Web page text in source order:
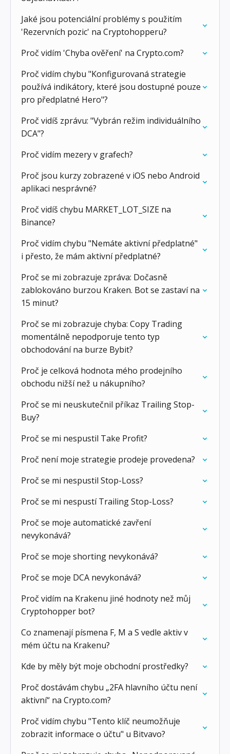
Jaké jsou potenciální problémy s použitím
'Rezervních pozic' na Cryptohopperu?
Proč vidím 'Chyba ověření' na Crypto.com?
Proč vidím chybu "Konfigurovaná strategie
používá indikátory, které jsou dostupné pouze
pro předplatné Hero"?
Proč vidíš zprávu: "Vybrán režim individuálního
DCA"?
Proč vidím mezery v grafech?
Proč jsou kurzy zobrazené v iOS nebo Android
aplikaci nesprávné?
Proč vidíš chybu MARKET_LOT_SIZE na
Binance?
Proč vidím chybu "Nemáte aktivní předplatné"
i přesto, že mám aktivní předplatné?
Proč se mi zobrazuje zpráva: Dočasně
zablokováno burzou Kraken. Bot se zastaví na
15 minut?
Proč se mi zobrazuje chyba: Copy Trading
momentálně nepodporuje tento typ
obchodování na burze Bybit?
Proč je celková hodnota mého prodejního
obchodu nižší než u nákupního?
Proč se mi neuskutečnil příkaz Trailing Stop-
Buy?
Proč se mi nespustil Take Profit?
Proč není moje strategie prodeje provedena?
Proč se mi nespustil Stop-Loss?
Proč se mi nespustí Trailing Stop-Loss?
Proč se moje automatické zavření
nevykonává?
Proč se moje shorting nevykonává?
Proč se moje DCA nevykonává?
Proč vidím na Krakenu jiné hodnoty než můj
Cryptohopper bot?
Co znamenají písmena F, M a S vedle aktiv v
mém účtu na Krakenu?
Kde by měly být moje obchodní prostředky?
Proč dostávám chybu „2FA hlavního účtu není
aktivní“ na Crypto.com?
Proč vidím chybu "Tento klíč neumožňuje
zobrazit informace o účtu" u Bitvavo?